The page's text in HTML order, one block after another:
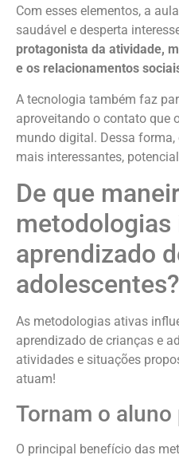
Com esses elementos, a
saudável e desperta
protagonista da atividade,
e os relacionamentos
A tecnologia também faz
aproveitando o contato que
mundo digital. Dessa
mais interessantes,
De que
aprendizado
adolescentes?
As metodologias ativas
aprendizado de crianças e
atividades e situações
atuam!
Tornam o
O principal benefício das